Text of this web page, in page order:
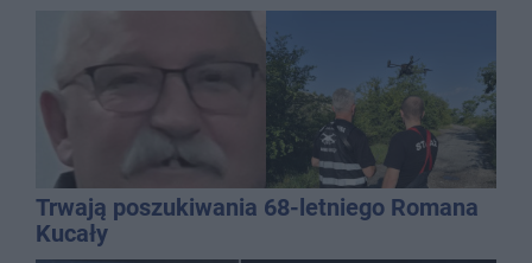
Trwają poszukiwania 68-letniego Romana
Kucały